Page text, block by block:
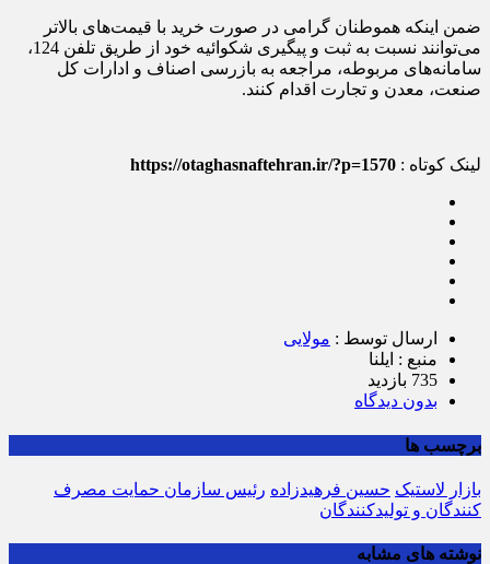
ضمن اینکه هموطنان گرامی در صورت خرید با قیمت‌های بالاتر
می‌توانند نسبت به ثبت و پیگیری شکوائیه خود از طریق تلفن 124،
سامانه‌های مربوطه، مراجعه به بازرسی اصناف و ادارات کل
صنعت، معدن و تجارت اقدام کنند.
لینک کوتاه : https://otaghasnaftehran.ir/?p=1570
ارسال توسط : مولایی
منبع : ایلنا
735 بازدید
بدون دیدگاه
برچسب ها
بازار لاستیک حسین فرهیدزاده رئیس سازمان حمایت مصرف
کنندگان و تولیدکنندگان
نوشته های مشابه